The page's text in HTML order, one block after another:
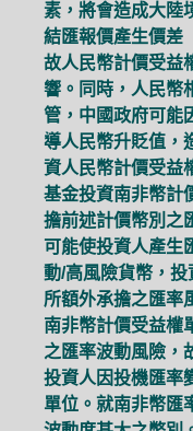
素，將會造成大陸
結匯報價產生價差
故人民幣計價受益
響。同時，人民幣
管，中國政府可能
導人民幣升貶值，
資人民幣計價受益
基金投資南非幣計
擔前述計價幣別之
可能使投資人產生
動/高風險貨幣，投
所額外承擔之匯率
南非幣計價受益權
之匯率波動風險，
投資人因投機匯率
單位。就南非幣匯